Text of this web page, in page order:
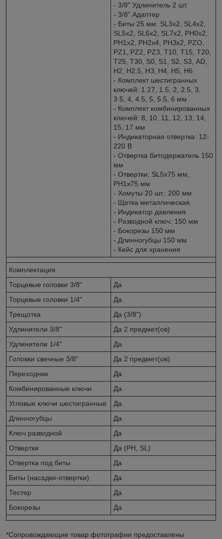
- 3/8" Удлинитель 2 шт.
- 3/8" Адаптер
- Биты 25 мм: SL3х2, SL4x2,
SL5x2, SL6x2, SL7x2, PН0x2,
РН1x2, РН2x4, РНЗx2, РZО,
РZ1, РZ2, РZ3, Т10, Т15, Т20,
Т25, Т30, S0, S1, S2, S3, АD,
Н2, Н2.5, НЗ, Н4, H5, Н6
- Комплект шестигранных
ключей: 1.27, 1.5, 2, 2.5, 3,
3.5, 4, 4.5, 5, 5.5, 6 мм
- Комплект комбинированных
ключей: 8, 10, 11, 12, 13, 14,
15, 17 мм
- Индикаторная отвертка: 12-
220 В
- Отвертка битодержатель 150
мм
- Отвертки: SL5x75 мм,
РН1х75 мм
- Хомуты 20 шт.: 200 мм
- Щетка металлическая
- Индикатор давления
- Разводной ключ: 150 мм
- Бокорезы 150 мм
- Длинногубцы 150 мм
- Кейс для хранения
Комплектация
Торцевые головки 3/8"
Да
Торцевые головки 1/4"
Да
Трещотка
Да (3/8")
Удлинители 3/8"
Да 2 предмет(ов)
Удлинители 1/4"
Да
Головки свечные 3/8"
Да 2 предмет(ов)
Переходник
Да
Комбинированные ключи
Да
Угловые ключи шестигранные
Да
Длинногубцы
Да
Ключ разводной
Да
Отвертки
Да (PH, SL)
Отвертка под биты
Да
Биты (насадки-отвертки)
Да
Тестер
Да
Бокорезы
Да
*Сопровождающие товар фотографии предоставлены